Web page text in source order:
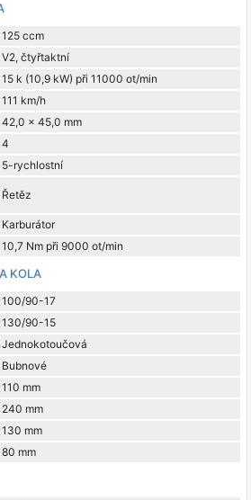
125 ccm
V2, čtyřtaktní
15 k (10,9 kW) při 11000 ot/min
111 km/h
42,0 x 45,0 mm
4
5-rychlostní
Řetěz
Karburátor
10,7 Nm při 9000 ot/min
KOLA
100/90-17
130/90-15
Jednokotoučová
Bubnové
110 mm
240 mm
130 mm
80 mm